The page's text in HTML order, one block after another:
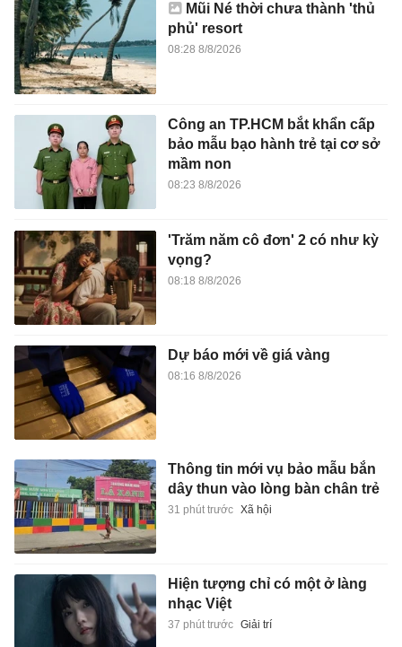
Mũi Né thời chưa thành 'thủ
phủ' resort
08:28 8/8/2026
Công an TP.HCM bắt khẩn cấp
bảo mẫu bạo hành trẻ tại cơ sở
mầm non
08:23 8/8/2026
'Trăm năm cô đơn' 2 có như kỳ
vọng?
08:18 8/8/2026
Dự báo mới về giá vàng
08:16 8/8/2026
Thông tin mới vụ bảo mẫu bắn
dây thun vào lòng bàn chân trẻ
31 phút trước Xã hội
Hiện tượng chỉ có một ở làng
nhạc Việt
37 phút trước Giải trí